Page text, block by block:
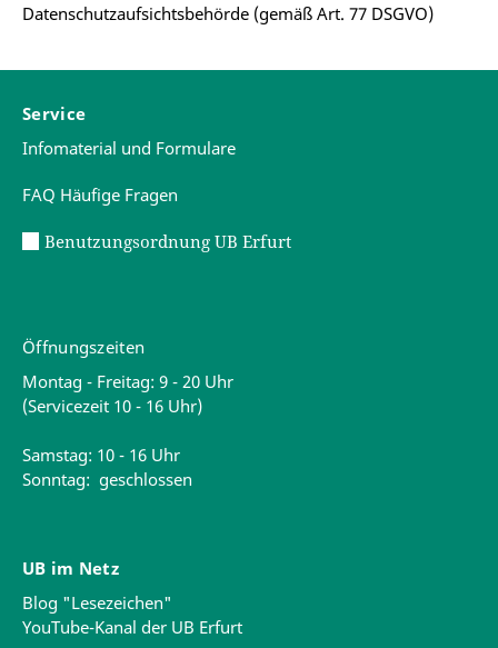
Datenschutzaufsichtsbehörde (gemäß Art. 77 DSGVO)
Service
Infomaterial und Formulare
FAQ Häufige Fragen
Benutzungsordnung UB Erfurt
Öffnungszeiten
Montag - Freitag: 9 - 20 Uhr
(Servicezeit 10 - 16 Uhr)
Samstag: 10 - 16 Uhr
Sonntag: geschlossen
UB im Netz
Blog "Lesezeichen"
YouTube-Kanal der UB Erfurt